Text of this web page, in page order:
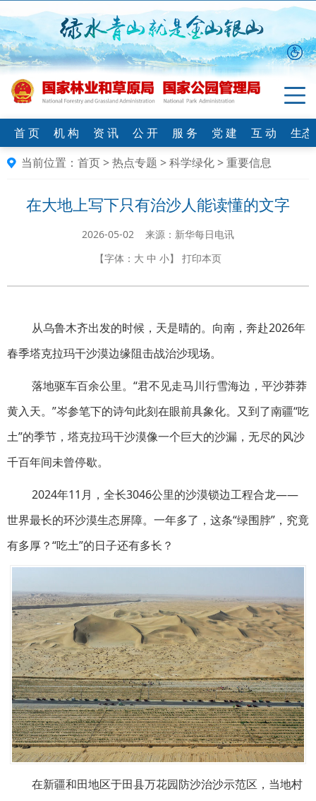
首 页 机 构 资 讯 公 开 服 务 党 建 互 动
生
当前位置： 首页>热点专题 >科学绿化>重要信息
在大地上写下只有治沙人能读懂的文字
2026-05-02 来源：新华每日电讯
【字体： 大 中 小】 打印本页
从乌鲁木齐出发的时候，天是晴的。向南，奔赴2026年
春季塔克拉玛干沙漠边缘阻击战治沙现场。
落地驱车百余公里。“君不见走马川行雪海边，平沙莽莽
黄入天。”岑参笔下的诗句此刻在眼前具象化。又到了南疆“吃
土”的季节，塔克拉玛干沙漠像一个巨大的沙漏，无尽的风沙
千百年间未曾停歇。
2024年11月，全长3046公里的沙漠锁边工程合龙——
世界最长的环沙漠生态屏障。一年多了，这条“绿围脖”，究竟
有多厚？“吃土”的日子还有多长？
在新疆和田地区于田县万花园防沙治沙示范区，当地村